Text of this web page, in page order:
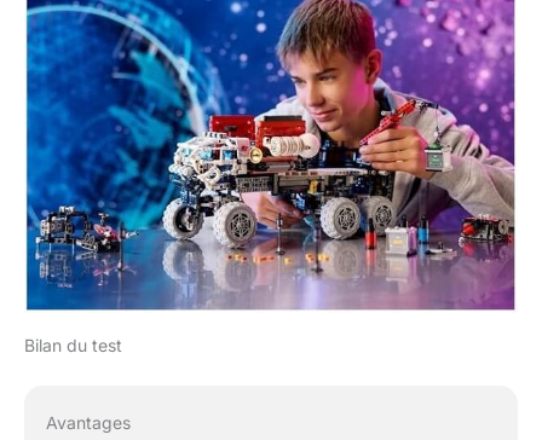
Bilan du test
Avantages